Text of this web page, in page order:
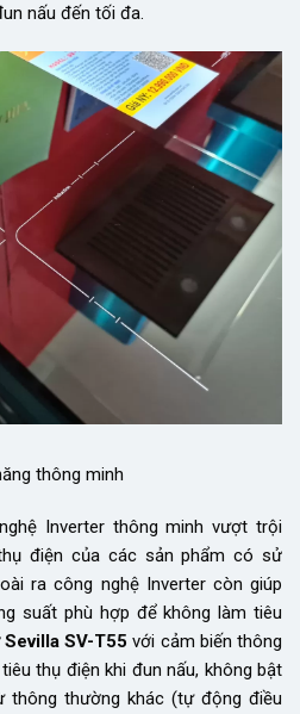
nấu đến tối đa.
thông minh
Inverter thông minh vượt trội
điện của các sản phẩm có sử
ra công nghệ Inverter còn giúp
suất phù hợp để không làm tiêu
Sevilla SV-T55 với cảm biến thông
thụ điện khi đun nấu, không bật
thường khác (tự động điều